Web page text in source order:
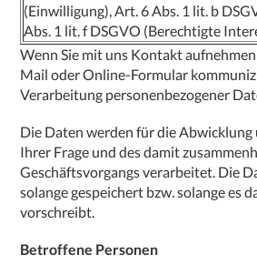
(Einwilligung), Art. 6 Abs. 1 lit. b
Abs. 1 lit. f DSGVO (Berechtigte
Wenn Sie mit uns Kontakt
Mail oder Online-Formular
Verarbeitung personenbezogener
Die Daten werden für die
Ihrer Frage und des damit
Geschäftsvorgangs verarbeitet. Die
solange gespeichert bzw. solange es
vorschreibt.
Betroffene Personen